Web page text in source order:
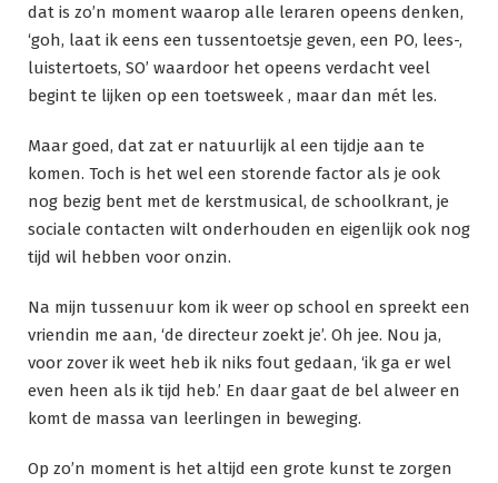
dat is zo’n moment waarop alle leraren opeens denken,
‘goh, laat ik eens een tussentoetsje geven, een PO, lees-,
luistertoets, SO’ waardoor het opeens verdacht veel
begint te lijken op een toetsweek , maar dan mét les.
Maar goed, dat zat er natuurlijk al een tijdje aan te
komen. Toch is het wel een storende factor als je ook
nog bezig bent met de kerstmusical, de schoolkrant, je
sociale contacten wilt onderhouden en eigenlijk ook nog
tijd wil hebben voor onzin.
Na mijn tussenuur kom ik weer op school en spreekt een
vriendin me aan, ‘de directeur zoekt je’. Oh jee. Nou ja,
voor zover ik weet heb ik niks fout gedaan, ‘ik ga er wel
even heen als ik tijd heb.’ En daar gaat de bel alweer en
komt de massa van leerlingen in beweging.
Op zo’n moment is het altijd een grote kunst te zorgen